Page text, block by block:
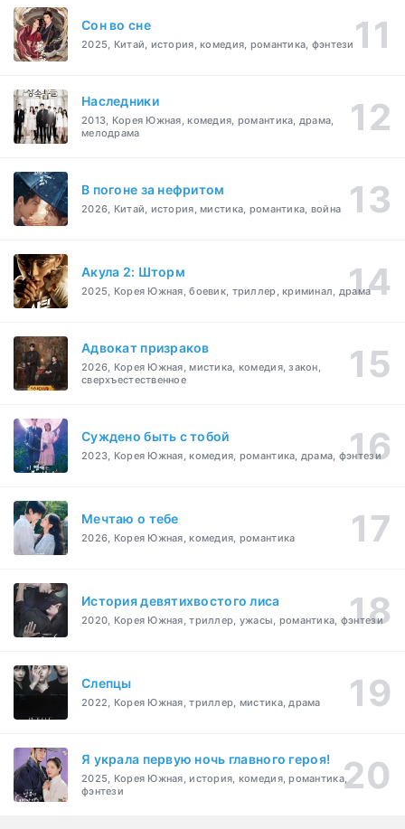
Cон во сне
2025, Китай, история, комедия, романтика, фэнтези
Наследники
2013, Корея Южная, комедия, романтика, драма,
мелодрама
В погоне за нефритом
2026, Китай, история, мистика, романтика, война
Акула 2: Шторм
2025, Корея Южная, боевик, триллер, криминал, драма
Адвокат призраков
2026, Корея Южная, мистика, комедия, закон,
сверхъестественное
Суждено быть с тобой
2023, Корея Южная, комедия, романтика, драма, фэнтези
Мечтаю о тебе
2026, Корея Южная, комедия, романтика
История девятихвостого лиса
2020, Корея Южная, триллер, ужасы, романтика, фэнтези
Слепцы
2022, Корея Южная, триллер, мистика, драма
Я украла первую ночь главного героя!
2025, Корея Южная, история, комедия, романтика,
фэнтези